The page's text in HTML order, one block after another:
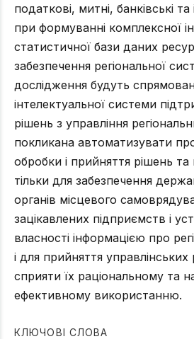
податкові, митні, банківські
при формуванні комплексної
статистичної бази даних
забезпечення регіональної
дослідження будуть
інтелектуальної системи
рішень з управління
покликана автоматизувати
обробки і прийняття рішень
тільки для забезпечення
органів місцевого
зацікавлених підприємств і
власності інформацією про
і для прийняття
сприяти їх раціональному та
ефективному використанню.
КЛЮЧОВІ СЛОВА